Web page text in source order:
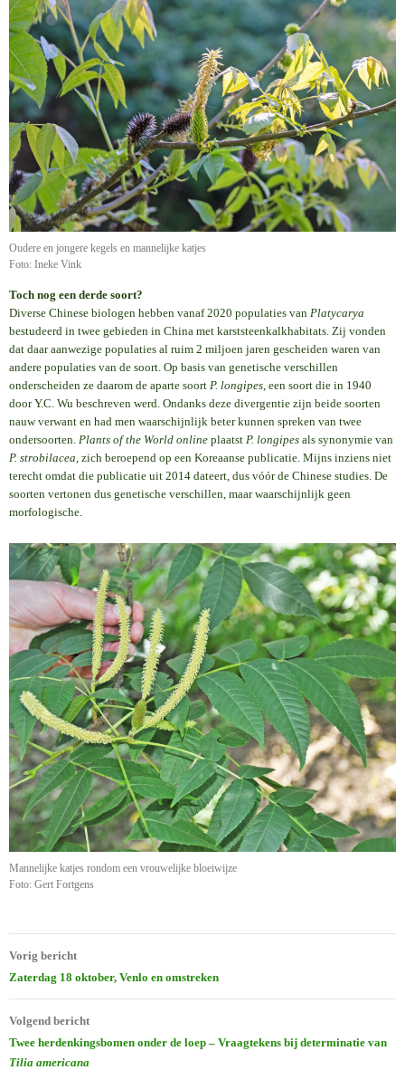
Oudere en jongere kegels en mannelijke katjes
Foto: Ineke Vink
Toch nog een derde soort?
Diverse Chinese biologen hebben vanaf 2020 populaties van Platycarya
bestudeerd in twee gebieden in China met karststeenkalkhabitats. Zij vonden
dat daar aanwezige populaties al ruim 2 miljoen jaren gescheiden waren van
andere populaties van de soort. Op basis van genetische verschillen
onderscheiden ze daarom de aparte soort P. longipes , een soort die in 1940
door Y.C. Wu beschreven werd. Ondanks deze divergentie zijn beide soorten
nauw verwant en had men waarschijnlijk beter kunnen spreken van twee
ondersoorten. Plants of the World online plaatst P. longipes als synonymie van
P. strobilacea , zich beroepend op een Koreaanse publicatie. Mijns inziens niet
terecht omdat die publicatie uit 2014 dateert, dus vóór de Chinese studies. De
soorten vertonen dus genetische verschillen, maar waarschijnlijk geen
morfologische.
Mannelijke katjes rondom een vrouwelijke bloeiwijze
Foto: Gert Fortgens
Bericht
navigatie
Vorig bericht
Zaterdag 18 oktober, Venlo en omstreken
Volgend bericht
Twee herdenkingsbomen onder de loep – Vraagtekens bij determinatie van
Tilia americana